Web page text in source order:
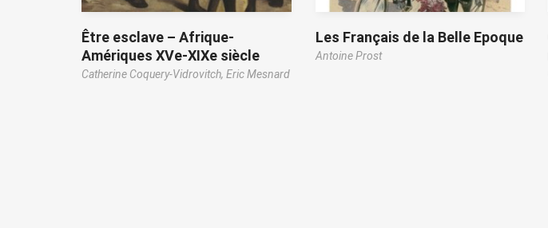
Être esclave – Afrique-
Amériques XVe-XIXe siècle
Catherine Coquery-Vidrovitch, Eric Mesnard
Les Français de la Belle Epoque
Antoine Prost